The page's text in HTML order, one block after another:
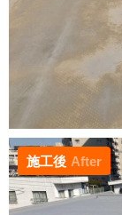
施工後 After